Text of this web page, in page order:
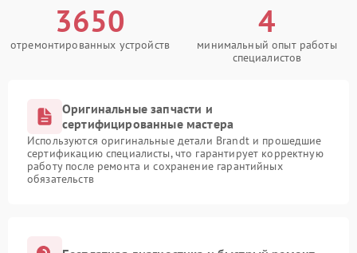
3650
отремонтированных устройств
4
минимальный опыт работы
специалистов
Оригинальные запчасти и
сертифицированные мастера
Используются оригинальные детали Brandt и прошедшие
сертификацию специалисты, что гарантирует корректную
работу после ремонта и сохранение гарантийных
обязательств